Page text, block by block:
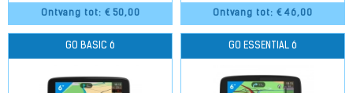
Ontvang tot: € 50,00 Ontvang tot: € 46,00
GO BASIC 6 GO ESSENTIAL 6